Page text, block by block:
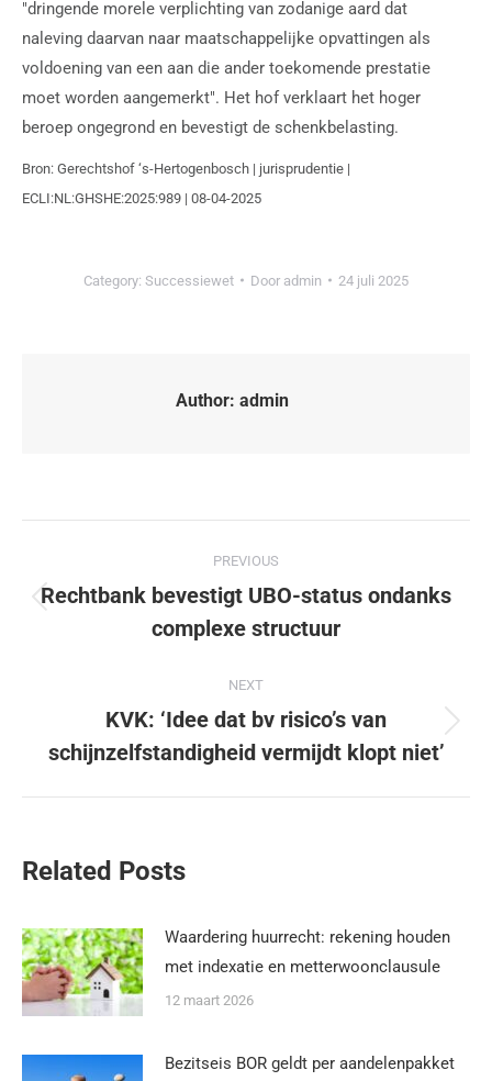
"dringende morele verplichting van zodanige aard dat
naleving daarvan naar maatschappelijke opvattingen als
voldoening van een aan die ander toekomende prestatie
moet worden aangemerkt". Het hof verklaart het hoger
beroep ongegrond en bevestigt de schenkbelasting.
Bron: Gerechtshof ‘s-Hertogenbosch | jurisprudentie |
ECLI:NL:GHSHE:2025:989 | 08-04-2025
Category: Successiewet Door admin 24 juli 2025
Author: admin
PREVIOUS
Rechtbank bevestigt UBO-status ondanks
complexe structuur
NEXT
KVK: ‘Idee dat bv risico’s van
schijnzelfstandigheid vermijdt klopt niet’
Related Posts
Waardering huurrecht: rekening houden
met indexatie en metterwoonclausule
12 maart 2026
Bezitseis BOR geldt per aandelenpakket